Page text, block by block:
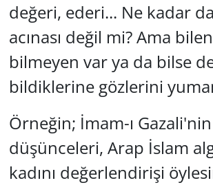
değeri, ederi... Ne kadar da
acınası değil mi? Ama
bilmeyen var ya da bilse
bildiklerine gözlerini
Örneğin; İmam-ı Gazali'nin
düşünceleri, Arap İslam
kadını değerlendirişi
SAĞLIK
SİYASET
SPOR
Yerel